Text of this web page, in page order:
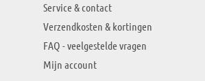
Service & contact
Verzendkosten & kortingen
FAQ - veelgestelde vragen
Mijn account